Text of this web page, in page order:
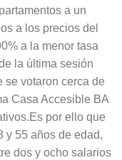
a un
a los precios del
a la menor tasa
la última sesión
se votaron cerca de
Casa Accesible BA
por ello que
y 55 años de edad,
dos y ocho salarios